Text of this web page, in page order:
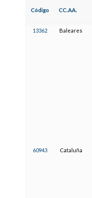
Código CC.AA.
13362 Baleares
60943 Cataluña